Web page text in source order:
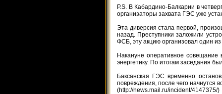
P.S. В Кабардино-Балкарии в
организаторы захвата ГЭС уже
Эта диверсия стала первой,
назад. Преступники заложили
ФСБ, эту акцию организовал один из
Накануне оперативное
энергетику. По итогам заседания
Баксанская ГЭС временно
повреждения, после чего начнутся
(http://news.mail.ru/incident/4147375/)